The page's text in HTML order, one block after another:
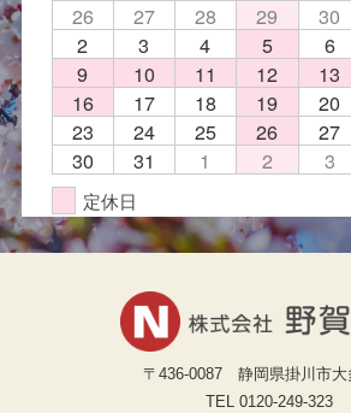
26 27 28 29 30
2
3 4 5 6
9 10 11 12 13
16
17 18 19 20
23
24 25 26 27
30
31 1 2 3
定休日
〒436-0087 静岡県掛川市大
TEL 0120-249-323